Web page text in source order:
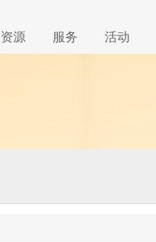
资源 服务 活动